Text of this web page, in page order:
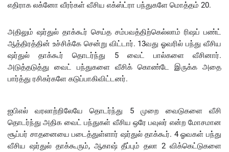
எதிராக லக்னோ வீரர்கள் வீசிய எக்ஸ்ட்ரா பந்துகளே மொத்தம் 20.
அதிலும் ஷர்துல் தாக்கூர் செய்த சம்பவத்திற்கெல்லாம் ரிஷப் பண்ட்
ஆத்திரத்தின் உச்சிக்கே சென்று விட்டார். 13வது ஓவரில் பந்து வீசிய
ஷர்துல் தாக்கூர் தொடர்ந்து 5 வைட் பால்களை வீசினார்.
அடுத்தடுத்து வைட் பந்துகளை வீசிக் கொண்டே இருக்க அதை
பார்த்து ரசிகர்களே கடுப்பாகிவிட்டனர்.
ஐபிஎல் வரலாற்றிலேயே தொடர்ந்து 5 முறை வைடுகளை வீசி
தொடர்ந்து அதிக வைட் பந்துகள் வீசிய ஒரே பவுலர் என்ற மோசமான
சூப்பர் சாதனையை படைத்துள்ளார் ஷர்துல் தாக்கூர். 4 ஓவகள் பந்து
வீசிய ஷர்துல் தாக்கூரும், ஆகாஷ் தீப்பும் தலா 2 விக்கெட்டுகளை